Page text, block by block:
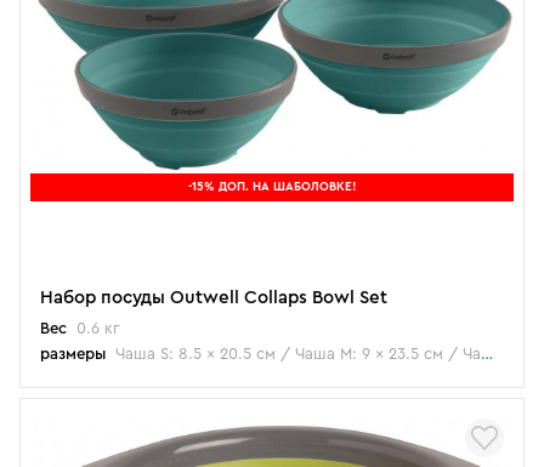
-15% ДОП. НА ШАБОЛОВКЕ!
Набор посуды Outwell Collaps Bowl Set
Вес
0.6 кг
размеры
Чаша S: 8.5 x 20.5 см / Чаша M: 9 x 23.5 см / Чаша L: 10 x 28см